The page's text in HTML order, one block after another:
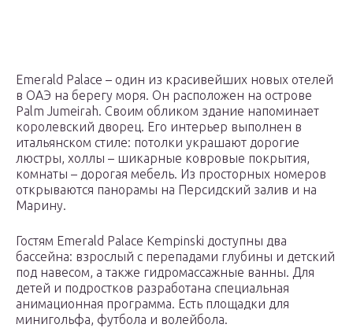
Emerald Palace – один из красивейших новых отелей
в ОАЭ на берегу моря. Он расположен на острове
Palm Jumeirah. Своим обликом здание напоминает
королевский дворец. Его интерьер выполнен в
итальянском стиле: потолки украшают дорогие
люстры, холлы – шикарные ковровые покрытия,
комнаты – дорогая мебель. Из просторных номеров
открываются панорамы на Персидский залив и на
Марину.
Гостям Emerald Palace Kempinski доступны два
бассейна: взрослый с перепадами глубины и детский
под навесом, а также гидромассажные ванны. Для
детей и подростков разработана специальная
анимационная программа. Есть площадки для
минигольфа, футбола и волейбола.